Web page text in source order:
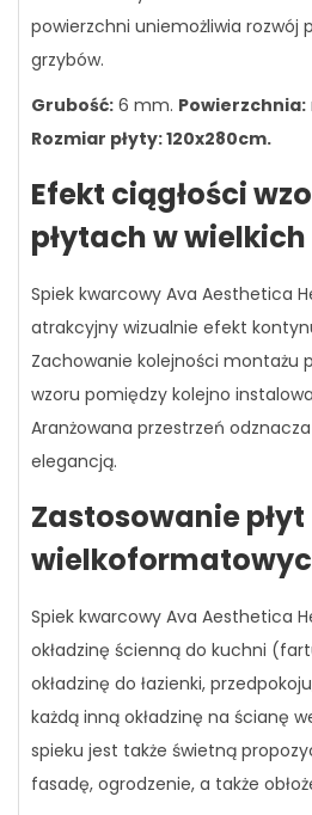
powierzchni uniemożliwia rozwój
grzybów.
Grubość: 6 mm. Powierzchnia:
Rozmiar płyty: 120x280cm.
Efekt ciągłości
płytach w
Spiek kwarcowy Ava Aesthetica
atrakcyjny wizualnie efekt
Zachowanie kolejności montażu
wzoru pomiędzy kolejno
Aranżowana przestrzeń
elegancją.
Zastosowanie płyt
Spiek kwarcowy Ava Aesthetica
okładzinę ścienną do kuchni
okładzinę do łazienki,
każdą inną okładzinę na ścianę
spieku jest także świetną
fasadę, ogrodzenie, a także